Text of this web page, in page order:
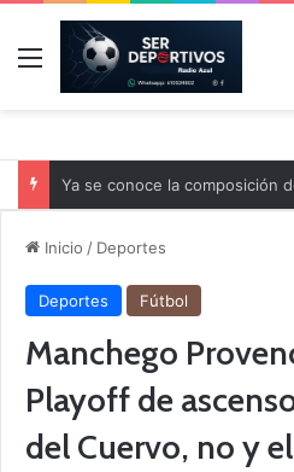
Menú
Inicio / Deportes
Deportes Fútbol
Manchego
Playoff de
del Cuervo, no y